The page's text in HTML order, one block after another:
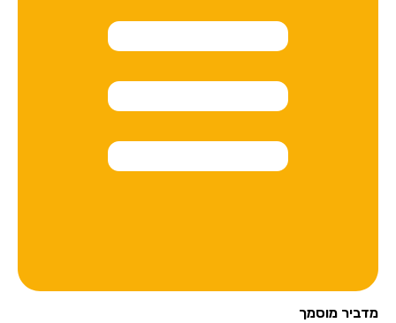
מדביר מוסמך